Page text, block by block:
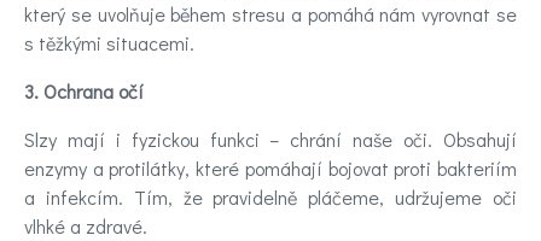
který se uvolňuje během stresu a pomáhá nám vyrovnat se
s těžkými situacemi.
3. Ochrana očí
Slzy mají i fyzickou funkci – chrání naše oči. Obsahují
enzymy a protilátky, které pomáhají bojovat proti bakteriím
a infekcím. Tím, že pravidelně pláčeme, udržujeme oči
vlhké a zdravé.